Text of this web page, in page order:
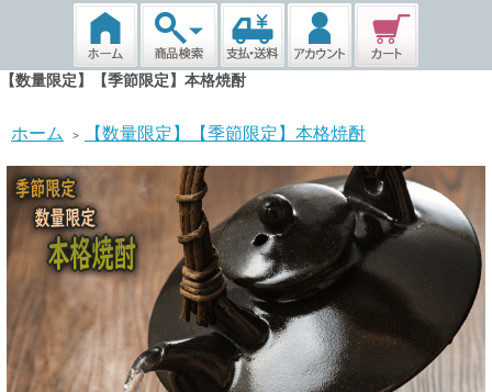
【数量限定】【季節限定】本格焼酎
ホーム > 【数量限定】【季節限定】本格焼酎